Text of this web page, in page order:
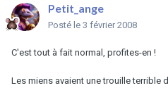
Petit_ange
Posté le 3 février 2008
C'est tout à fait normal, profites-en !
Les miens avaient une trouille terrible